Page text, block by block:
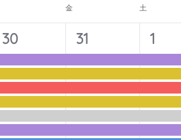
ョ
ン
金 土
11
イ
ベ
ン
ト,
30
11
イ
ベ
ン
ト,
31
12
イ
ベ
ン
ト,
1